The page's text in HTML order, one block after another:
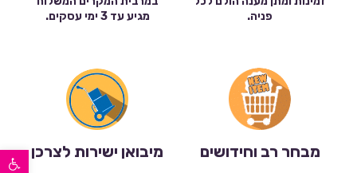
פתח סרגל נגישות
פניה.
מגיע עד 3 ימי עסקים.
מבחר רב וחידושים מיבואן ישירות לצרכן